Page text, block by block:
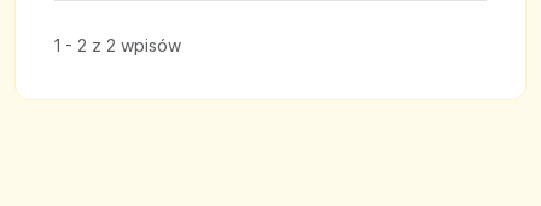
1 - 2 z 2 wpisów